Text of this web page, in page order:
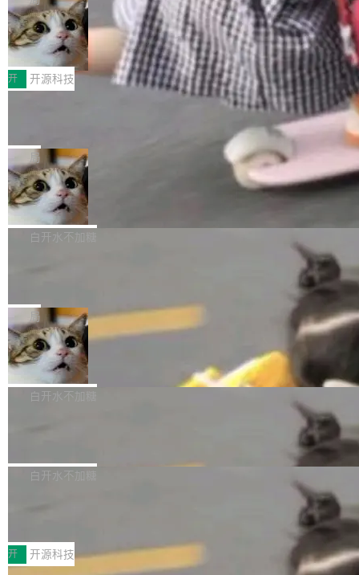
哪些组合有效，作者说，你得靠"文档、校验、或
者部落知识"。 换个写法。Rust 的 enum，两个
变体：Switchable...
有科技公司做的一样。只不过，实际上它不一
样。这是 Sandstorm.io 的重制版，我十年前的
那个创业公司。不同的是，这次它构建在 Cloudf
lare Workers 上——我花了九年时间搭建的平台
——并且深度集成了 AI。这基本上是我十年秘密
Workers 和 Durable Objects 的守护进程。 设
计思路很直接：每个对象是一个独立的 SQLite
数据库，按名称寻址，复制到你自己的 S3 兼容
存储库里。节点之间只通过这个存储库协调——
没有控制平面，没有共识协议。每个对象自带一
个小型数据库，应用天然按分片构建，单个数据
库的竞争和爆炸半径问题在设计层面就被消除
了。 闲置的 cell 会休眠到几乎不占资源。当 cel
l 迁移或唤醒时，新宿主从 S3 恢复 SQLite 数据
库继续执行。存储库是持久化的唯一真相...
鲁大师7月新机性能/流畅/AI榜：vivo夺
性能、流畅双第一，三星Galaxy Z系列
新折叠缺席
2026年7月的手机市场，由于存储等硬件成本暴
增，手机厂商的日子也不好过啊，新机速度明显
放缓，因此硝烟味淡了许多。新机参数规格除开
高价的三星折叠（三星Galaxy Z Fold8 Ultra / Z
Fold8 / Z Flip8）外，其余要么是中低端机器，
例如iQOO Z11i、REDMI Note 17、REDMI No
te 17 Pro、OPPO K15，要么是vivo X300 E这
样的次旗舰。 Galaxy Z Fold8 Ultra / Z Fold8 /
Z Flip8三款折叠屏新机均在7月22日发布，且全
部搭载骁龙8 Elite Gen5 for Galaxy，它们本该
开 开源科技
Zed 编辑器团队发布了新项目——DeltaDB，一
个在 git commit 之间记录每一次编辑操作的版
本控制系统。目前处于 Early Access 阶段。 De
ltaDB 的核心思路直接写在 landing page 最显
眼的位置：「Software is made between com
mits」——软件是在 commit 之间写出来的。git
是把这段空隙补上。 回退到任何一次编辑：Delt
aDB 捕获 commit 之间的每一次操作，...
局
SpaceXAI 单季资本开支达 183 亿美元
根据风险投资人Tomer Tunguz 博客（VC 分
析）披露的最新分析与第二季度业绩报告，Spac
微软同期总资本开支的四成。 与亚马逊、Alpha
bet、微软以及 Meta 等传统科技巨头相比，Spa
ceXAI的资金消耗速度尤为引人瞩目。然而，支
撑庞大支出的资金来源却呈现出截然不同的面
貌。数据显示，微软和 Meta 主要依托充沛的经
白开水不加糖
一个在终端里运行的编程 agent；Muse Spark
1.2，驱动这个 agent 的新模型。一句话概括：
你可以用 curl -fsSL https://dev.meta.ai/install.
sh | bash 安装一个能在大项目里自动规划、写
代码、验证结果的 AI 终端工具。 据介绍，Muse
个主 agent 循环，外加一组后台 agent。这些后
局
美团开源 LoHoSearch，用知识图谱校
准 AI 能力认知
机器出题的前提，是让机器拥有全局视野。整个
构建流程可以分为四个环节：建图 → 控制难度
白开水不加糖
库，并将作为transport接入Mooncake TENT。
MPComm将作为一种传输引擎接入Mooncake T
ENT，实现零拷贝传输性能提升30%、非零拷贝
白开水不加糖
型案例入选名单》，深信服“面向企业研发场景的
开源 AI 编程平台 CoStrict 应用”凭借卓越的技术
开 开源科技